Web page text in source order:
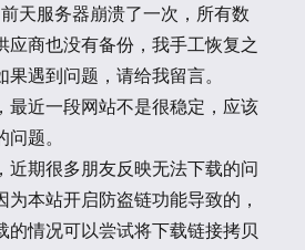
天服务器崩溃了一次，所有数
应商也没有备份，我手工恢复之
遇到问题，请给我留言。
最近一段网站不是很稳定，应该
题。
近期很多朋友反映无法下载的问
为本站开启防盗链功能导致的，
的情况可以尝试将下载链接拷贝